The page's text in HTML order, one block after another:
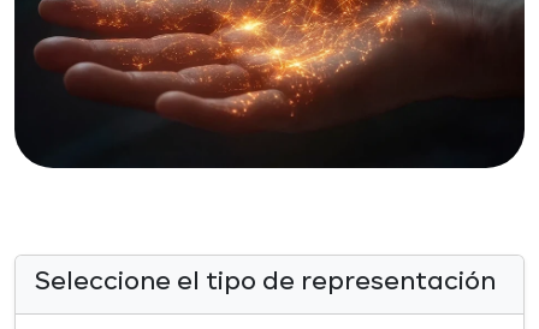
Seleccione el tipo de representación